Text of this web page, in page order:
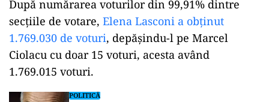
După numărarea voturilor din 99,91% dintre
secțiile de votare, Elena Lasconi a obținut
1.769.030 de voturi, depășindu-l pe Marcel
Ciolacu cu doar 15 voturi, acesta având
1.769.015 voturi.
POLITICĂ